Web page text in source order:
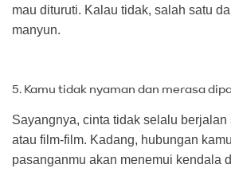
mau dituruti. Kalau tidak, salah satu
manyun.
5. Kamu tidak nyaman dan merasa
Sayangnya, cinta tidak selalu berjalan
atau film-film. Kadang, hubungan
pasanganmu akan menemui kendala